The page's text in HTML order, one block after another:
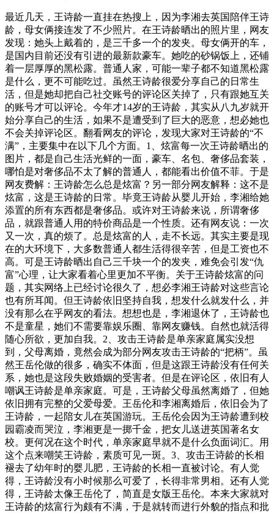
最近几天，王诗龄一直挂在热搜上，因为李湘去英国陪伴王诗
龄，母女俩接连发了不少照片。在王诗龄晒出的照片里，网友
发现：她头上戴着的，是三千多一个的发夹。母女俩开的车，
是国内目前还没有引进的最新款豪车。她吃的砂锅饭上，还铺
着一层厚厚的黑松露。普通人家，可能一辈子都不知道黑松露
是什么，更不可能吃过。虽然王诗龄很爱分享自己的日常生
活，但是她却把自己社交账号的评论区关掉了，只有跟她互关
的账号才可以评论。今年才14岁的王诗龄，其实从八九岁就开
始分享自己的生活，如果不是遭受到了巨大的恶意，想必她也
不会关掉评论区。翻看网友的评论，发现大家对王诗龄的“不
满”，主要集中在以下几个方面。1、炫富每一次王诗龄晒出的
图片，都是自己生活光鲜的一面，豪车、名包、奢侈品套装，
哪怕是对奢侈品不太了解的普通人，都能看出价值不菲。于是
网友费解：王诗龄怎么总是炫富？另一部分网友解释：这不是
炫富，这是王诗龄的日常。毕竟王诗龄从婴儿开始，李湘给她
添置的所有东西都是奢侈品。或许对王诗龄来说，所谓奢侈
品，就跟普通人用的特价商品是一个性质。还有网友说：一次
又一次，真的烦了。总是炫富的人，走不长远。其实主要是现
在的大环境下，大多数普通人都生活得很辛苦，但是工资也不
高。可是王诗龄晒出自己三千块一个的发夹，难免会引发“仇
富”心理，让大家看着心里更加不平衡。关于王诗龄炫富的问
题，其实网络上已经讨论很久了，想必李湘王诗龄对这些言论
也有所耳闻。但王诗龄依旧坚持自我，想发什么就发什么，并
没有那么在乎网友的看法。想想也是，李湘退休了，王诗龄也
不是童星，她们不需要靠娱乐圈、靠网友赚钱。自然也就活得
随心所欲，更加自我。2、攻击王诗龄是单亲家庭属实没想
到，父母离婚，竟然会成为部分网友攻击王诗龄的“把柄”。虽
然王岳伦做的很多，确实不体面，但是这跟王诗龄没有任何关
系，她也是这段失败婚姻的受害者。但是在评论区，依旧有人
嘲讽王诗龄是单亲家庭。可是，王诗龄父母虽然离婚了，但她
依旧拥有完整的父爱母爱。王岳伦和李湘离婚后，依旧会为了
王诗龄，一起陪女儿在英国游玩。王岳伦会因为王诗龄遭到校
园霸凌而哭泣，李湘更是一掷千金，把女儿送进英国著名女
校。更何况在这个时代，单亲家庭早就不是什么负面词汇。用
这个点来嘲笑王诗龄，素质可见一斑。3、攻击王诗龄的长相
褪去了幼年时的婴儿肥，王诗龄的长相一直被讨论。有人觉
得，王诗龄没有小时候那么可爱了，长得非常男相。还有人觉
得，王诗龄太像王岳伦了，简直是女版王岳伦。本来大家就对
王诗龄的炫富行为颇有不满，于是就转而进行外貌的指点和批